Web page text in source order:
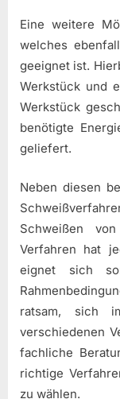
Eine weitere
welches
geeignet ist.
Werkstück und
Werkstück
benötigte
geliefert.
Neben diesen
Schweißen
Verfahren hat
eignet sich
ratsam, sich
verschiedenen
fachliche
richtige
zu wählen.